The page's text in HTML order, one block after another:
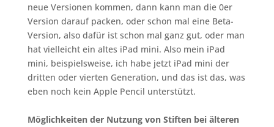
neue Versionen kommen, dann kann man die 0er
Version darauf packen, oder schon mal eine Beta-
Version, also dafür ist schon mal ganz gut, oder man
hat vielleicht ein altes iPad mini. Also mein iPad
mini, beispielsweise, ich habe jetzt iPad mini der
dritten oder vierten Generation, und das ist das, was
eben noch kein Apple Pencil unterstützt.
Möglichkeiten der Nutzung von Stiften bei älteren